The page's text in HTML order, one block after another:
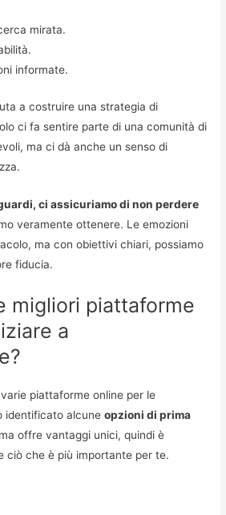
mirata.
informate.
a costruire una strategia di
ci fa sentire parte di una comunità di
ma ci dà anche un senso di
ci assicuriamo di non perdere
veramente ottenere. Le emozioni
ma con obiettivi chiari, possiamo
fiducia.
migliori piattaforme
a
piattaforme online per le
identificato alcuneopzioni di prima
offre vantaggi unici, quindi è
ciò che è più importante per te.